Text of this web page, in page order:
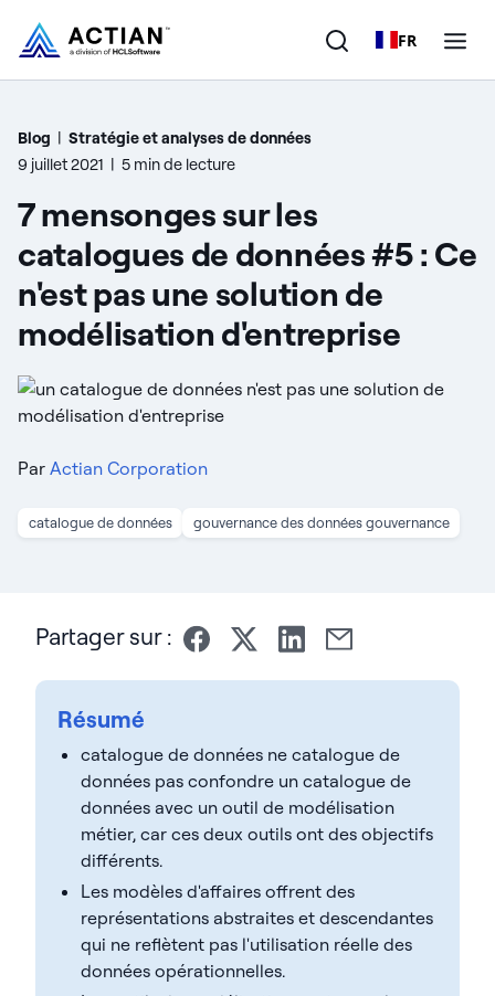
FR
Produits
Clients
Entreprise
Ressources
Blog | Stratégie et analyses de données
9 juillet 2021 | 5 min de lecture
7 mensonges sur les
catalogues de données #5 : Ce
n'est pas une solution de
modélisation d'entreprise
Par Actian Corporation
catalogue de données gouvernance des données gouvernance
Partager sur :
Résumé
catalogue de données ne catalogue de
données pas confondre un catalogue de
données avec un outil de modélisation
métier, car ces deux outils ont des objectifs
différents.
Les modèles d'affaires offrent des
représentations abstraites et descendantes
qui ne reflètent pas l'utilisation réelle des
données opérationnelles.